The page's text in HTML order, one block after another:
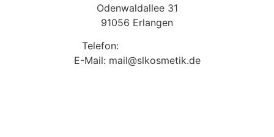
Odenwaldallee 31
91056 Erlangen
Telefon:
E-Mail: mail@slkosmetik.de